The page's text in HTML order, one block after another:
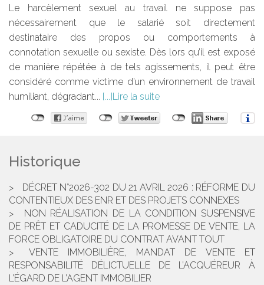
Le harcèlement sexuel au travail ne suppose pas
nécessairement que le salarié soit directement
destinataire des propos ou comportements à
connotation sexuelle ou sexiste. Dès lors qu’il est exposé
de manière répétée à de tels agissements, il peut être
considéré comme victime d’un environnement de travail
humiliant, dégradant...
Lire la suite
Historique
DÉCRET N°2026-302 DU 21 AVRIL 2026 : RÉFORME DU
CONTENTIEUX DES ENR ET DES PROJETS CONNEXES
NON RÉALISATION DE LA CONDITION SUSPENSIVE
DE PRÊT ET CADUCITÉ DE LA PROMESSE DE VENTE, LA
FORCE OBLIGATOIRE DU CONTRAT AVANT TOUT
VENTE IMMOBILIÈRE, MANDAT DE VENTE ET
RESPONSABILITÉ DÉLICTUELLE DE L’ACQUÉREUR À
L’ÉGARD DE L’AGENT IMMOBILIER